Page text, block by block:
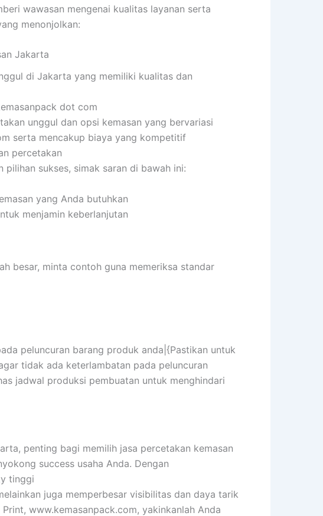
wawasan mengenai kualitas layanan serta
menonjolkan:
Jakarta
di Jakarta yang memiliki kualitas dan
dot com
unggul dan opsi kemasan yang bervariasi
serta mencakup biaya yang kompetitif
percetakan
sukses, simak saran di bawah ini:
yang Anda butuhkan
menjamin keberlanjutan
besar, minta contoh guna memeriksa standar
peluncuran barang produk anda|{Pastikan untuk
tidak ada keterlambatan pada peluncuran
jadwal produksi pembuatan untuk menghindari
penting bagi memilih jasa percetakan kemasan
success usaha Anda. Dengan
tinggi
juga memperbesar visibilitas dan daya tarik
www.kemasanpack.com, yakinkanlah Anda